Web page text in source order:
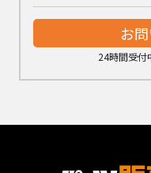
お
24時間受付